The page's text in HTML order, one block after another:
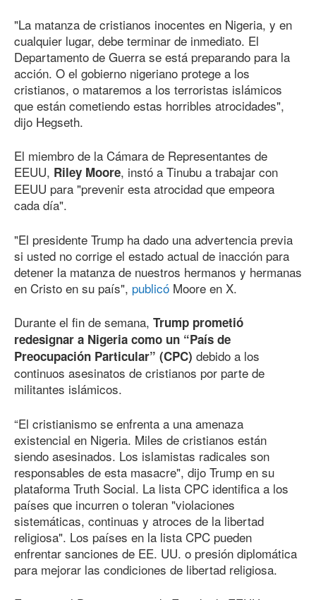
"La matanza de cristianos inocentes en Nigeria, y en
cualquier lugar, debe terminar de inmediato. El
Departamento de Guerra se está preparando para la
acción. O el gobierno nigeriano protege a los
cristianos, o mataremos a los terroristas islámicos
que están cometiendo estas horribles atrocidades",
dijo Hegseth.
El miembro de la Cámara de Representantes de
EEUU, Riley Moore, instó a Tinubu a trabajar con
EEUU para "prevenir esta atrocidad que empeora
cada día".
"El presidente Trump ha dado una advertencia previa
si usted no corrige el estado actual de inacción para
detener la matanza de nuestros hermanos y hermanas
en Cristo en su país", publicó Moore en X.
Durante el fin de semana, Trump prometió
redesignar a Nigeria como un “País de
Preocupación Particular” (CPC) debido a los
continuos asesinatos de cristianos por parte de
militantes islámicos.
“El cristianismo se enfrenta a una amenaza
existencial en Nigeria. Miles de cristianos están
siendo asesinados. Los islamistas radicales son
responsables de esta masacre", dijo Trump en su
plataforma Truth Social. La lista CPC identifica a los
países que incurren o toleran "violaciones
sistemáticas, continuas y atroces de la libertad
religiosa". Los países en la lista CPC pueden
enfrentar sanciones de EE. UU. o presión diplomática
para mejorar las condiciones de libertad religiosa.